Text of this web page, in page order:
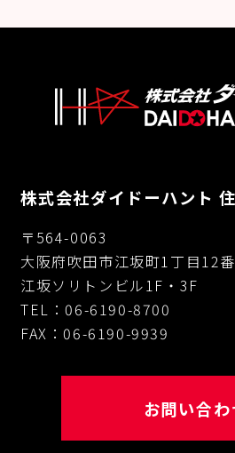
株式会社ダイドーハント
〒564-0063
大阪府吹田市江坂町1丁目12
江坂ソリトンビル1F・3F
TEL：06-6190-8700
FAX：06-6190-9939
お問い合わ